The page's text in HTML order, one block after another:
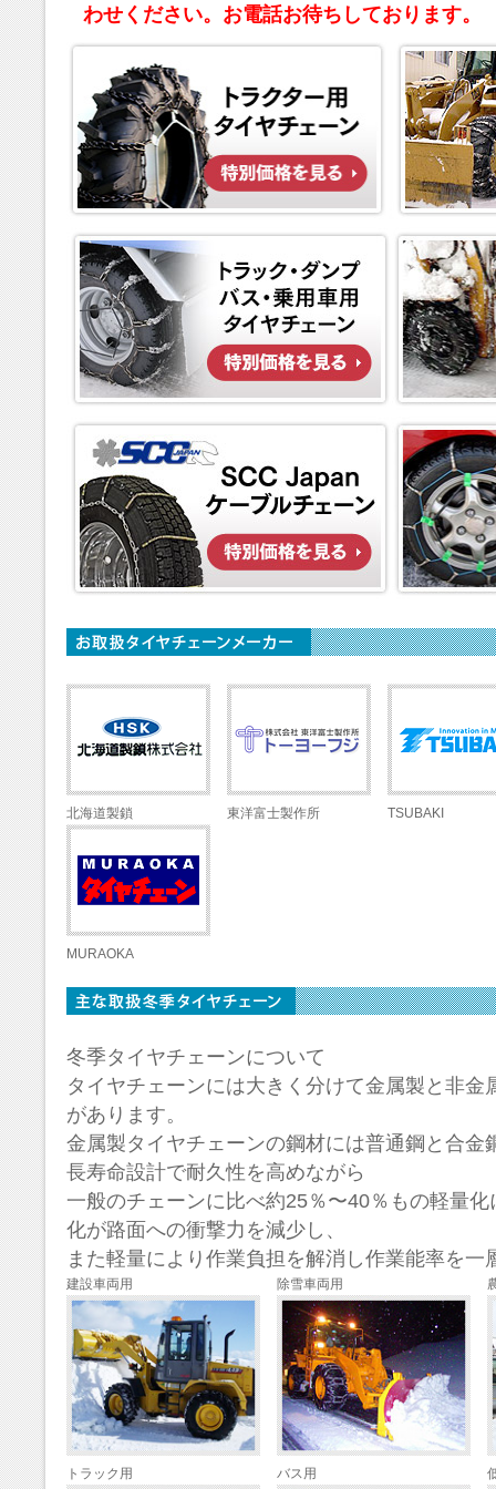
わせください。お電話お待ちしております。
北海道製鎖 東洋富士製作所 TSUBAKI
MURAOKA
冬季タイヤチェーンについて
タイヤチェーンには大きく分けて金属製と非金
があります。
金属製タイヤチェーンの鋼材には普通鋼と合金
長寿命設計で耐久性を高めながら
一般のチェーンに比べ約25％〜40％もの軽量
化が路面への衝撃力を減少し、
また軽量により作業負担を解消し作業能率を一
建設車両用 除雪車両用
トラック用 バス用